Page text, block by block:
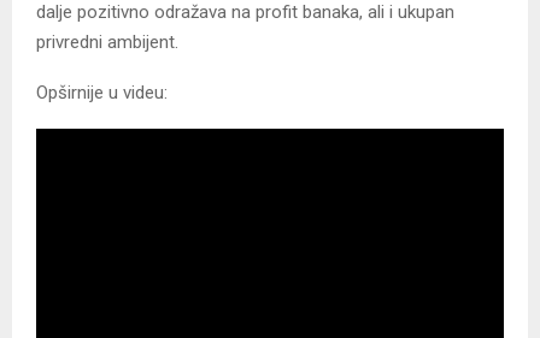
dalje pozitivno odražava na profit banaka, ali i ukupan
privredni ambijent.
Opširnije u videu: